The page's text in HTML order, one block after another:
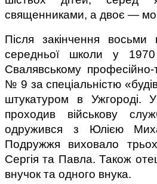
священниками, а двоє —
Після закінчення восьми
середньої школи у
Свалявському професійно-
№ 9 за спеціальністю
штукатуром в Ужгороді.
проходив військову
одружився з Юлією
Подружжя виховало
Сергія та Павла. Також
внучок та одного внука.